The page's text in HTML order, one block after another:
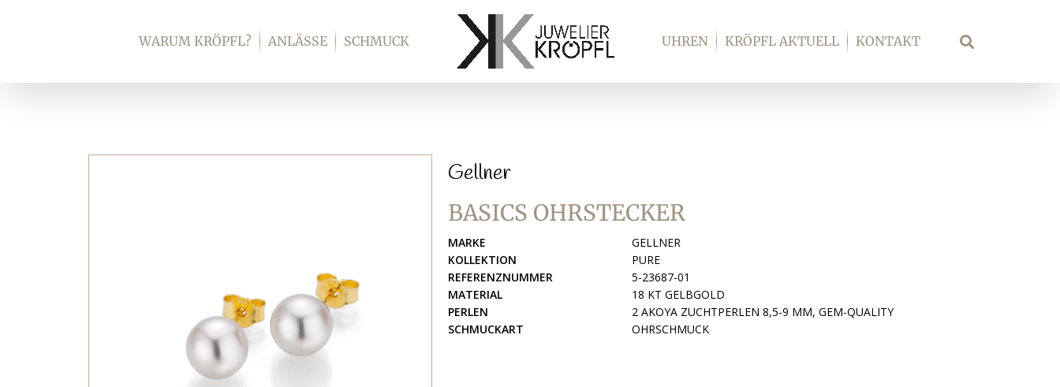
WARUM KRÖPFL? ANLÄSSE SCHMUCK UHREN KRÖPFL AKTUELL KONTAKT Suche
Gellner
BASICS OHRSTECKER
MARKE
GELLNER
KOLLEKTION
PURE
REFERENZNUMMER
5-23687-01
MATERIAL
18 KT GELBGOLD
PERLEN
2 AKOYA ZUCHTPERLEN 8,5-9 MM, GEM-QUALITY
SCHMUCKART
OHRSCHMUCK